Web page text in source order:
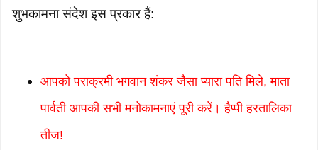
शुभकामना संदेश इस प्रकार हैं:
आपको पराक्रमी भगवान शंकर जैसा प्यारा पति मिले, माता
पार्वती आपकी सभी मनोकामनाएं पूरी करें। हैप्पी हरतालिका
तीज!